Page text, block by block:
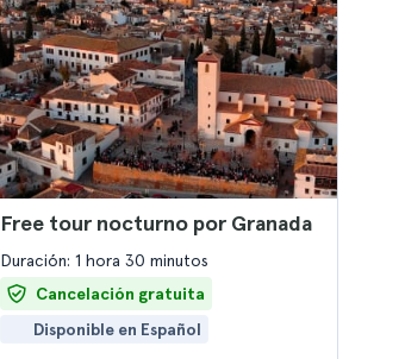
Free tour nocturno por Granada
Duración: 1 hora 30 minutos
Cancelación gratuita
Disponible en Español